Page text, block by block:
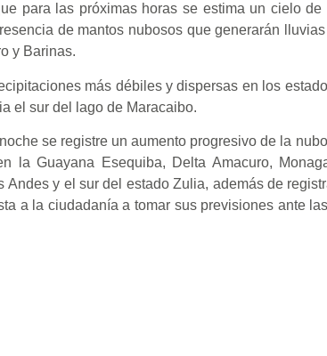
para las próximas horas se estima un cielo de
de mantos nubosos que generarán
y Barinas.
más débiles y dispersas en los
el sur del lago de Maracaibo.
se registre un aumento progresivo de la
la Guayana Esequiba, Delta Amacuro,
y el sur del estado Zulia, además de
a la ciudadanía a tomar sus previsiones ante